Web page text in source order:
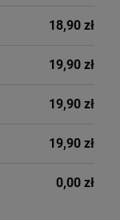
18,90 zł
19,90 zł
19,90 zł
19,90 zł
0,00 zł